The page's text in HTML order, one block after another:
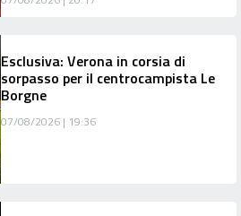
Esclusiva: Verona in corsia di
sorpasso per il centrocampista Le
Borgne
07/08/2026 | 19:36